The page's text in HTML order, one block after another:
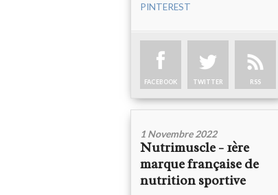
PINTEREST
FACEBOOK TWITTER RSS
1 Novembre 2022
Nutrimuscle - 1ère
marque française de
nutrition sportive